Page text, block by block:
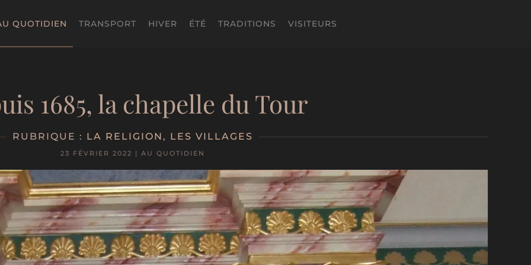
QUOTIDIEN TRANSPORT HIVER ÉTÉ TRADITIONS VISITEURS
1685, la chapelle du Tour
RUBRIQUE : LA RELIGION , LES VILLAGES
23 FÉVRIER 2022 | AU QUOTIDIEN